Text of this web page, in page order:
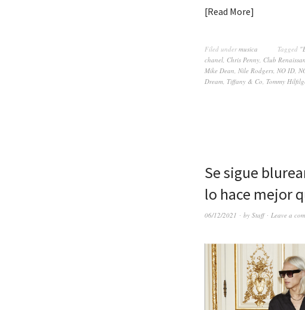
Read More
Filed undermusica Tagged
chanel, Chris Penny, Club
Mike Dean, Nile Rodgers, NO ID,
Dream, Tiffany & Co, Tommy
Se sigue
lo hace mejor
06/12/2021 by Staff Leave a